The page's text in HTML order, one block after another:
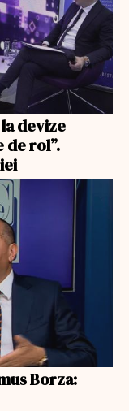
devize
de rol”.
Borza: